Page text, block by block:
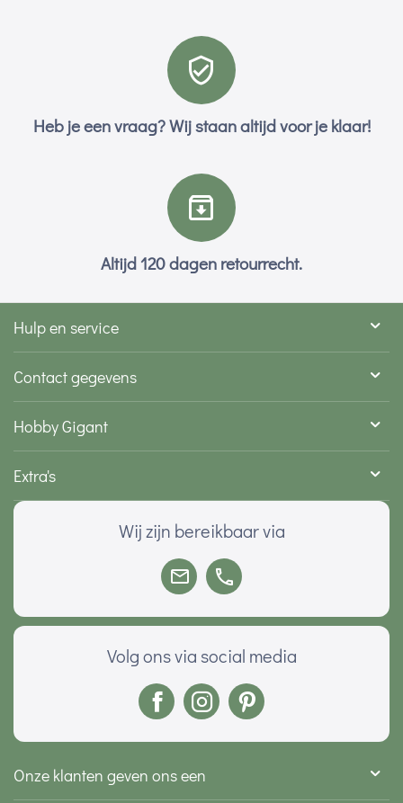
Heb je een vraag? Wij staan altijd voor je klaar!
Altijd 120 dagen retourrecht.
Hulp en service
Contact gegevens
Hobby Gigant
Extra's
Wij zijn bereikbaar via
Volg ons via social media
Onze klanten geven ons een